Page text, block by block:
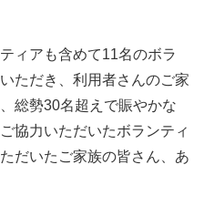
ィアも含めて11名のボラ
ただき、利用者さんのご家
総勢30名超えで賑やかな
協力いただいたボランティ
だいたご家族の皆さん、あ